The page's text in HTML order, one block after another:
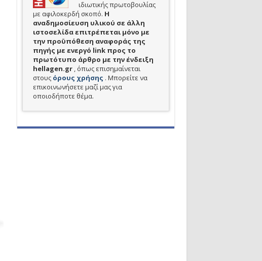
ιδιωτικής πρωτοβουλίας
με αφιλοκερδή σκοπό. H
αναδημοσίευση υλικού σε άλλη
ιστοσελίδα επιτρέπεται μόνο με
την προϋπόθεση αναφοράς της
πηγής με ενεργό link προς το
πρωτότυπο άρθρο με την ένδειξη
hellagen.gr , όπως επισημαίνεται
στους όρους χρήσης . Μπορείτε να
επικοινωνήσετε μαζί μας για
οποιοδήποτε θέμα.